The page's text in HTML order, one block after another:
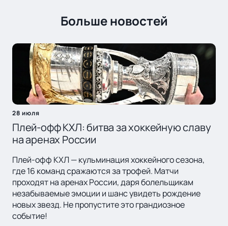
Больше новостей
28 июля
Плей-офф КХЛ: битва за хоккейную славу
на аренах России
Плей-офф КХЛ — кульминация хоккейного сезона,
где 16 команд сражаются за трофей. Матчи
проходят на аренах России, даря болельщикам
незабываемые эмоции и шанс увидеть рождение
новых звезд. Не пропустите это грандиозное
событие!